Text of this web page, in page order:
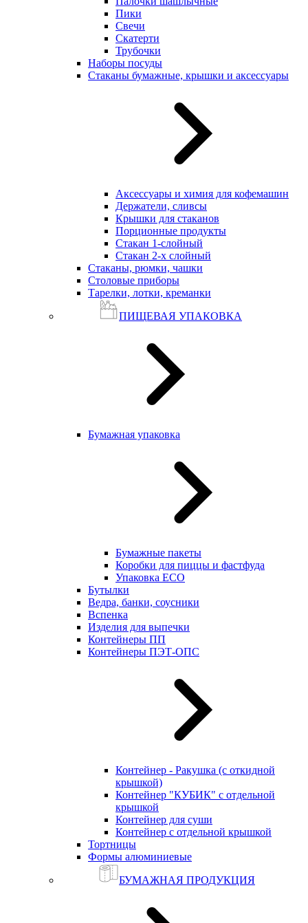
Пики
Свечи
Скатерти
Трубочки
Наборы посуды
Стаканы бумажные, крышки и аксессуары
Аксессуары и химия для кофемашин
Держатели, сливсы
Крышки для стаканов
Порционные продукты
Стакан 1-слойный
Стакан 2-х слойный
Стаканы, рюмки, чашки
Столовые приборы
Тарелки, лотки, креманки
ПИЩЕВАЯ УПАКОВКА
Бумажная упаковка
Бумажные пакеты
Коробки для пиццы и фастфуда
Упаковка ECO
Бутылки
Ведра, банки, соусники
Вспенка
Изделия для выпечки
Контейнеры ПП
Контейнеры ПЭТ-ОПС
Контейнер - Ракушка (с откидной
крышкой)
Контейнер "КУБИК" с отдельной
крышкой
Контейнер для суши
Контейнер с отдельной крышкой
Тортницы
Формы алюминиевые
БУМАЖНАЯ ПРОДУКЦИЯ